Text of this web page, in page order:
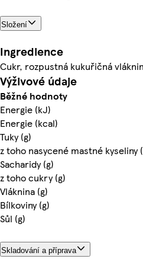
Složení
Ingredience
Cukr, rozpustná kukuřičná
Výživové údaje
Běžné hodnoty
Energie (kJ)
Energie (kcal)
Tuky (g)
z toho nasycené mastné kyseliny
Sacharidy (g)
z toho cukry (g)
Vláknina (g)
Bílkoviny (g)
Sůl (g)
Skladování a příprava